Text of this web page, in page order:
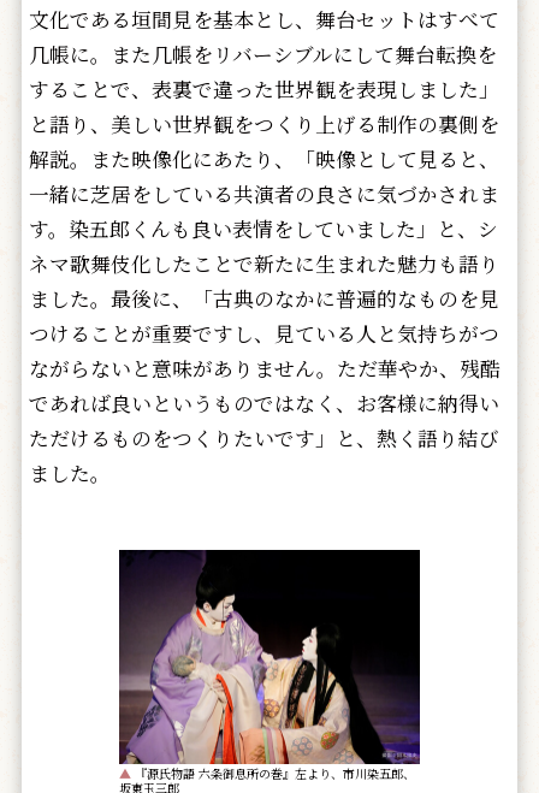
文化である垣間見を基本とし、舞台セットはすべて
几帳に。また几帳をリバーシブルにして舞台転換を
することで、表裏で違った世界観を表現しました」
と語り、美しい世界観をつくり上げる制作の裏側を
解説。また映像化にあたり、「映像として見ると、
一緒に芝居をしている共演者の良さに気づかされま
す。染五郎くんも良い表情をしていました」と、シ
ネマ歌舞伎化したことで新たに生まれた魅力も語り
ました。最後に、「古典のなかに普遍的なものを見
つけることが重要ですし、見ている人と気持ちがつ
ながらないと意味がありません。ただ華やか、残酷
であれば良いというものではなく、お客様に納得い
ただけるものをつくりたいです」と、熱く語り結び
ました。
▲ 『源氏物語 六条御息所の巻』左より、市川染五郎、
坂東玉三郎